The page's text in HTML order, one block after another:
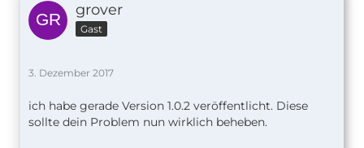
grover
Gast
3. Dezember 2017
ich habe gerade Version 1.0.2 veröffentlicht. Diese
sollte dein Problem nun wirklich beheben.